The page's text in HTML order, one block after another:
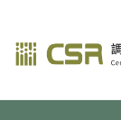
調查研